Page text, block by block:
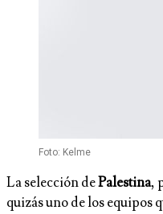
Foto: Kelme
La selección dePalestina,
quizás uno de los equipos